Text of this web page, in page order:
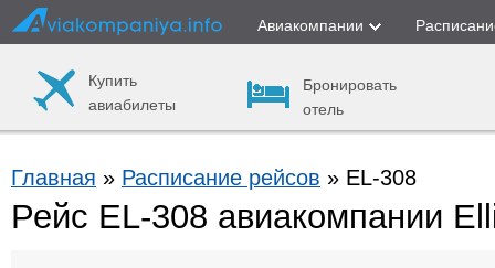
Авиакомпании
Купить
авиабилеты
Бронировать
отель
Главная » Расписание рейсов » EL-308
Рейс EL-308 авиакомпании